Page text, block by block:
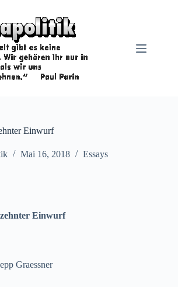
Einwurf
Mai 16, 2018 Essays
Einwurf
Graessner